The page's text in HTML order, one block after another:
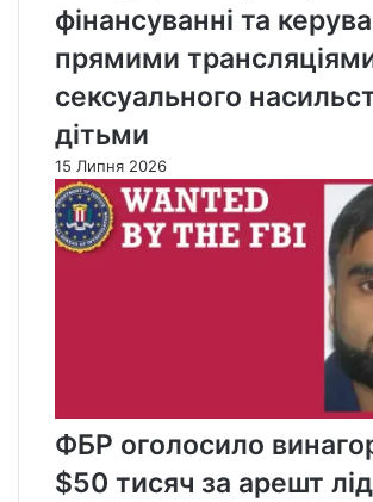
фінансуванні та
прямими
сексуального
дітьми
15 Липня 2026
ФБР оголосило
$50 тисяч за арешт